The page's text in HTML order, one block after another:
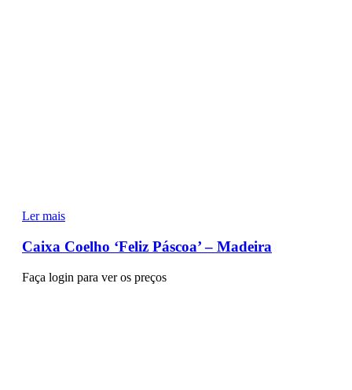
Ler mais
Caixa Coelho ‘Feliz Páscoa’ – Madeira
Faça login para ver os preços